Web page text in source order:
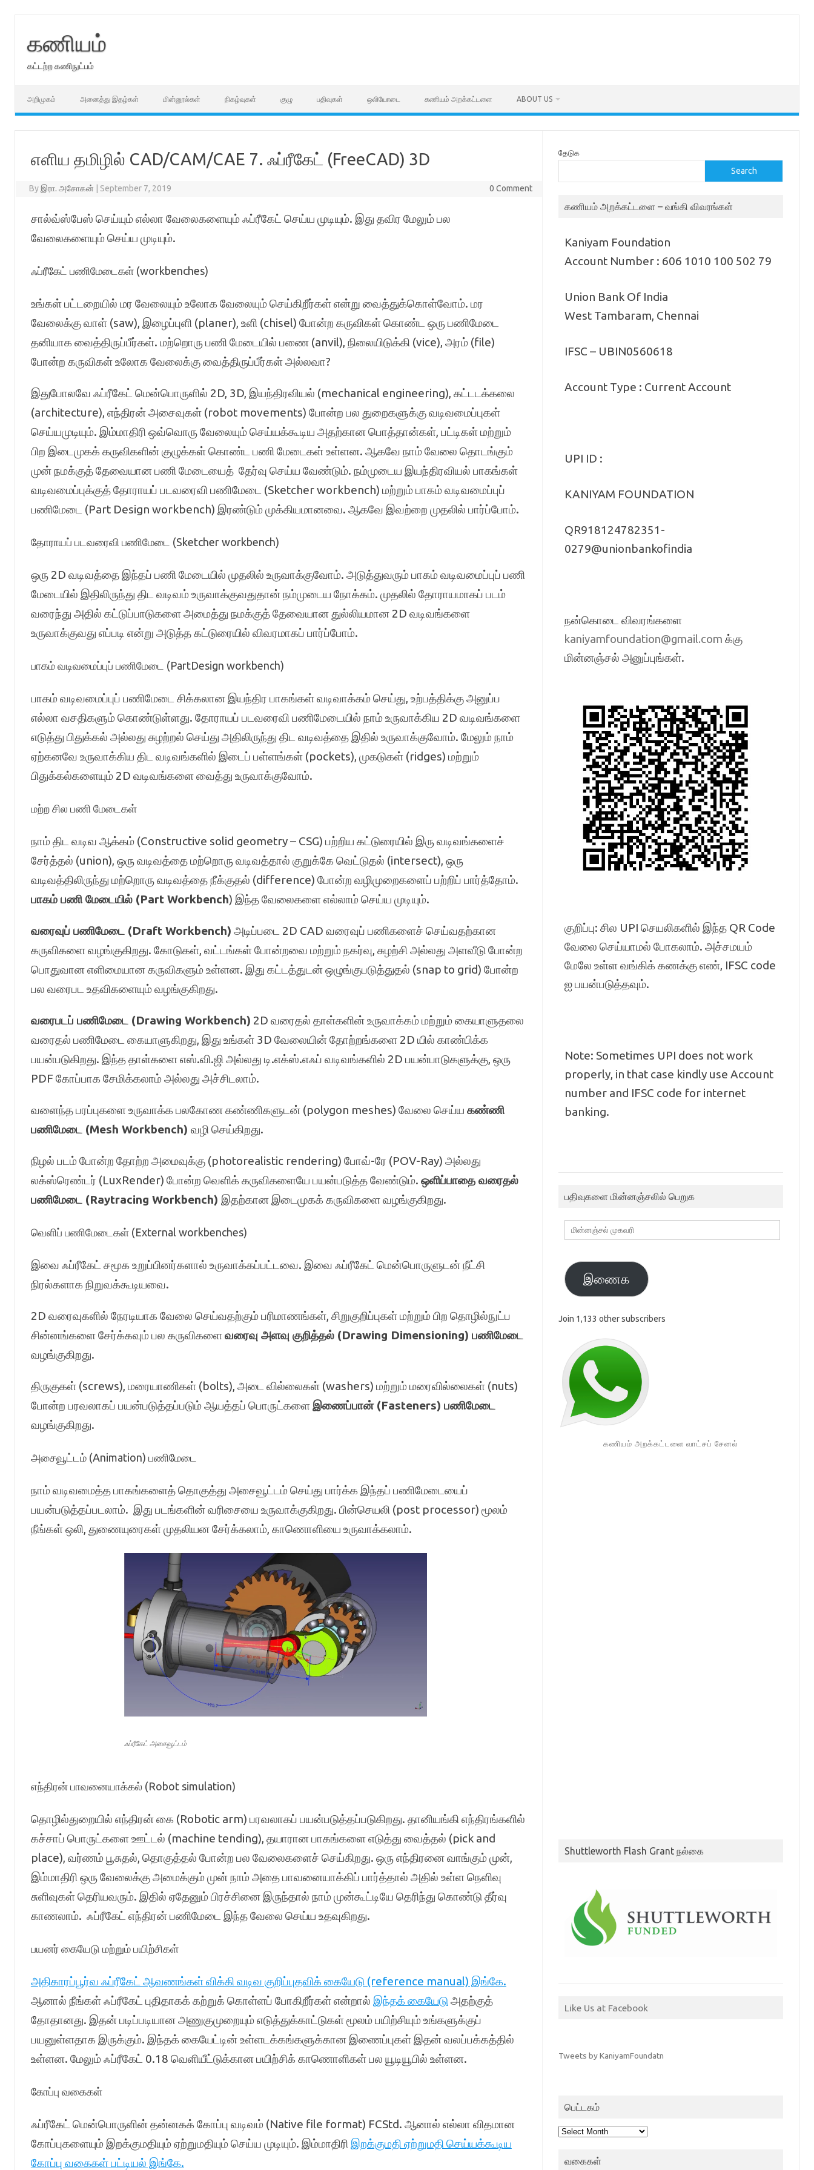
கணியம்
கட்டற்ற கணிநுட்பம்
அறிமுகம் அனைத்து இதழ்கள் மின்னூல்கள் நிகழ்வுகள் குழு பதிவுகள் ஒலியோடை கணியம் அறக்கட்டளை ABOUT US
எளிய தமிழில் CAD/CAM/CAE 7. ஃப்ரீகேட் (FreeCAD) 3D
By இரா. அசோகன் September 7, 2019 0 Comment
சால்வ்ஸ்பேஸ் செய்யும் எல்லா வேலைகளையும் ஃப்ரீகேட் செய்ய முடியும். இது தவிர மேலும் பல
வேலைகளையும் செய்ய முடியும்.
ஃப்ரீகேட் பணிமேடைகள் (workbenches)
உங்கள் பட்டறையில் மர வேலையும் உலோக வேலையும் செய்கிறீர்கள் என்று வைத்துக்கொள்வோம். மர
வேலைக்கு வாள் (saw), இழைப்புளி (planer), உளி (chisel) போன்ற கருவிகள் கொண்ட ஒரு பணிமேடை
தனியாக வைத்திருப்பீர்கள். மற்றொரு பணி மேடையில் பணை (anvil), நிலையிடுக்கி (vice), அரம் (file)
போன்ற கருவிகள் உலோக வேலைக்கு வைத்திருப்பீர்கள் அல்லவா?
இதுபோலவே ஃப்ரீகேட் மென்பொருளில் 2D, 3D, இயந்திரவியல் (mechanical engineering), கட்டடக்கலை
(architecture), எந்திரன் அசைவுகள் (robot movements) போன்ற பல துறைகளுக்கு வடிவமைப்புகள்
செய்யமுடியும். இம்மாதிரி ஒவ்வொரு வேலையும் செய்யக்கூடிய அதற்கான பொத்தான்கள், பட்டிகள் மற்றும்
பிற இடைமுகக் கருவிகளின் குழுக்கள் கொண்ட பணி மேடைகள் உள்ளன. ஆகவே நாம் வேலை தொடங்கும்
முன் நமக்குத் தேவையான பணி மேடையைத் தேர்வு செய்ய வேண்டும். நம்முடைய இயந்திரவியல் பாகங்கள்
வடிவமைப்புக்குத் தோராயப் படவரைவி பணிமேடை (Sketcher workbench) மற்றும் பாகம் வடிவமைப்புப்
பணிமேடை (Part Design workbench) இரண்டும் முக்கியமானவை. ஆகவே இவற்றை முதலில் பார்ப்போம்.
தோராயப் படவரைவி பணிமேடை (Sketcher workbench)
ஒரு 2D வடிவத்தை இந்தப் பணி மேடையில் முதலில் உருவாக்குவோம். அடுத்துவரும் பாகம் வடிவமைப்புப் பணி
மேடையில் இதிலிருந்து திட வடிவம் உருவாக்குவதுதான் நம்முடைய நோக்கம். முதலில் தோராயமாகப் படம்
வரைந்து அதில் கட்டுப்பாடுகளை அமைத்து நமக்குத் தேவையான துல்லியமான 2D வடிவங்களை
உருவாக்குவது எப்படி என்று அடுத்த கட்டுரையில் விவரமாகப் பார்ப்போம்.
பாகம் வடிவமைப்புப் பணிமேடை (PartDesign workbench)
பாகம் வடிவமைப்புப் பணிமேடை சிக்கலான இயந்திர பாகங்கள் வடிவாக்கம் செய்து, உற்பத்திக்கு அனுப்ப
எல்லா வசதிகளும் கொண்டுள்ளது. தோராயப் படவரைவி பணிமேடையில் நாம் உருவாக்கிய 2D வடிவங்களை
எடுத்து பிதுக்கல் அல்லது சுழற்றல் செய்து அதிலிருந்து திட வடிவத்தை இதில் உருவாக்குவோம். மேலும் நாம்
ஏற்கனவே உருவாக்கிய திட வடிவங்களில் இடைப் பள்ளங்கள் (pockets), முகடுகள் (ridges) மற்றும்
பிதுக்கல்களையும் 2D வடிவங்களை வைத்து உருவாக்குவோம்.
மற்ற சில பணி மேடைகள்
நாம் திட வடிவ ஆக்கம் (Constructive solid geometry – CSG) பற்றிய கட்டுரையில் இரு வடிவங்களைச்
சேர்த்தல் (union), ஒரு வடிவத்தை மற்றொரு வடிவத்தால் குறுக்கே வெட்டுதல் (intersect), ஒரு
வடிவத்திலிருந்து மற்றொரு வடிவத்தை நீக்குதல் (difference) போன்ற வழிமுறைகளைப் பற்றிப் பார்த்தோம்.
பாகம் பணி மேடையில் (Part Workbench) இந்த வேலைகளை எல்லாம் செய்ய முடியும்.
வரைவுப் பணிமேடை (Draft Workbench) அடிப்படை 2D CAD வரைவுப் பணிகளைச் செய்வதற்கான
கருவிகளை வழங்குகிறது. கோடுகள், வட்டங்கள் போன்றவை மற்றும் நகர்வு, சுழற்சி அல்லது அளவீடு போன்ற
பொதுவான எளிமையான கருவிகளும் உள்ளன. இது கட்டத்துடன் ஒழுங்குபடுத்துதல் (snap to grid) போன்ற
பல வரைபட உதவிகளையும் வழங்குகிறது.
வரைபடப் பணிமேடை (Drawing Workbench) 2D வரைதல் தாள்களின் உருவாக்கம் மற்றும் கையாளுதலை
வரைதல் பணிமேடை கையாளுகிறது, இது உங்கள் 3D வேலையின் தோற்றங்களை 2D யில் காண்பிக்க
பயன்படுகிறது. இந்த தாள்களை எஸ்.வி.ஜி அல்லது டி.எக்ஸ்.எஃப் வடிவங்களில் 2D பயன்பாடுகளுக்கு, ஒரு
PDF கோப்பாக சேமிக்கலாம் அல்லது அச்சிடலாம்.
வளைந்த பரப்புகளை உருவாக்க பலகோண கண்ணிகளுடன் (polygon meshes) வேலை செய்ய கண்ணி
பணிமேடை (Mesh Workbench) வழி செய்கிறது.
நிழல் படம் போன்ற தோற்ற அமைவுக்கு (photorealistic rendering) போவ்-ரே (POV-Ray) அல்லது
லக்ஸ்ரெண்டர் (LuxRender) போன்ற வெளிக் கருவிகளையே பயன்படுத்த வேண்டும். ஒளிப்பாதை வரைதல்
பணிமேடை (Raytracing Workbench) இதற்கான இடைமுகக் கருவிகளை வழங்குகிறது.
வெளிப் பணிமேடைகள் (External workbenches)
இவை ஃப்ரீகேட் சமூக உறுப்பினர்களால் உருவாக்கப்பட்டவை. இவை ஃப்ரீகேட் மென்பொருளுடன் நீட்சி
நிரல்களாக நிறுவக்கூடியவை.
2D வரைவுகளில் நேரடியாக வேலை செய்வதற்கும் பரிமாணங்கள், சிறுகுறிப்புகள் மற்றும் பிற தொழில்நுட்ப
சின்னங்களை சேர்க்கவும் பல கருவிகளைவரைவு அளவு குறித்தல் (Drawing Dimensioning) பணிமேடை
வழங்குகிறது.
திருகுகள் (screws), மரையாணிகள் (bolts), அடை வில்லைகள் (washers) மற்றும் மரைவில்லைகள் (nuts)
போன்ற பரவலாகப் பயன்படுத்தப்படும் ஆயத்தப் பொருட்களைஇணைப்பான் (Fasteners) பணிமேடை
வழங்குகிறது.
அசைவூட்டம் (Animation) பணிமேடை
நாம் வடிவமைத்த பாகங்களைத் தொகுத்து அசைவூட்டம் செய்து பார்க்க இந்தப் பணிமேடையைப்
பயன்படுத்தப்படலாம். இது படங்களின் வரிசையை உருவாக்குகிறது. பின்செயலி (post processor) மூலம்
நீங்கள் ஒலி, துணையுரைகள் முதலியன சேர்க்கலாம், காணொளியை உருவாக்கலாம்.
ஃப்ரீகேட் அசைவூட்டம்
எந்திரன் பாவனையாக்கல் (Robot simulation)
தொழில்துறையில் எந்திரன் கை (Robotic arm) பரவலாகப் பயன்படுத்தப்படுகிறது. தானியங்கி எந்திரங்களில்
கச்சாப் பொருட்களை ஊட்டல் (machine tending), தயாரான பாகங்களை எடுத்து வைத்தல் (pick and
place), வர்ணம் பூசுதல், தொகுத்தல் போன்ற பல வேலைகளைச் செய்கிறது. ஒரு எந்திரனை வாங்கும் முன்,
இம்மாதிரி ஒரு வேலைக்கு அமைக்கும் முன் நாம் அதை பாவனையாக்கிப் பார்த்தால் அதில் உள்ள நெளிவு
சுளிவுகள் தெரியவரும். இதில் ஏதேனும் பிரச்சினை இருந்தால் நாம் முன்கூட்டியே தெரிந்து கொண்டு தீர்வு
காணலாம். ஃப்ரீகேட் எந்திரன் பணிமேடை இந்த வேலை செய்ய உதவுகிறது.
பயனர் கையேடு மற்றும் பயிற்சிகள்
அதிகாரப்பூர்வ ஃப்ரீகேட் ஆவணங்கள் விக்கி வடிவ குறிப்புதவிக் கையேடு (reference manual) இங்கே.
ஆனால் நீங்கள் ஃப்ரீகேட் புதிதாகக் கற்றுக் கொள்ளப் போகிறீர்கள் என்றால் இந்தக் கையேடுஅதற்குத்
தோதானது. இதன் படிப்படியான அணுகுமுறையும் எடுத்துக்காட்டுகள் மூலம் பயிற்சியும் உங்களுக்குப்
பயனுள்ளதாக இருக்கும். இந்தக் கையேட்டின் உள்ளடக்கங்களுக்கான இணைப்புகள் இதன் வலப்பக்கத்தில்
உள்ளன. மேலும் ஃப்ரீகேட் 0.18 வெளியீட்டுக்கான பயிற்சிக் காணொளிகள் பல யூடியூபில் உள்ளன.
கோப்பு வகைகள்
ஃப்ரீகேட் மென்பொருளின் தன்னகக் கோப்பு வடிவம் (Native file format) FCStd. ஆனால் எல்லா விதமான
கோப்புகளையும் இறக்குமதியும் ஏற்றுமதியும் செய்ய முடியும். இம்மாதிரி இறக்குமதி ஏற்றுமதி செய்யக்கூடிய
கோப்பு வகைகள் பட்டியல் இங்கே.
தேடுக
Search
கணியம் அறக்கட்டளை – வங்கி விவரங்கள்
Kaniyam Foundation
Account Number : 606 1010 100 502 79
Union Bank Of India
West Tambaram, Chennai
IFSC – UBIN0560618
Account Type : Current Account
UPI ID :
KANIYAM FOUNDATION
QR918124782351-
0279@unionbankofindia
நன்கொடை விவரங்களை
kaniyamfoundation@gmail.com க்கு
மின்னஞ்சல் அனுப்புங்கள்.
குறிப்பு: சில UPI செயலிகளில் இந்த QR Code
வேலை செய்யாமல் போகலாம். அச்சமயம்
மேலே உள்ள வங்கிக் கணக்கு எண், IFSC code
ஐ பயன்படுத்தவும்.
Note: Sometimes UPI does not work
properly, in that case kindly use Account
number and IFSC code for internet
banking.
பதிவுகளை மின்னஞ்சலில் பெறுக
மின்னஞ்சல்
முகவரி
இணைக
Join 1,133 other subscribers
கணியம் அறக்கட்டளை வாட்சப் சேனல்
Shuttleworth Flash Grant நல்கை
Like Us at Facebook
Tweets by KaniyamFoundatn
பெட்டகம்
பெட்டகம்
வகைகள்